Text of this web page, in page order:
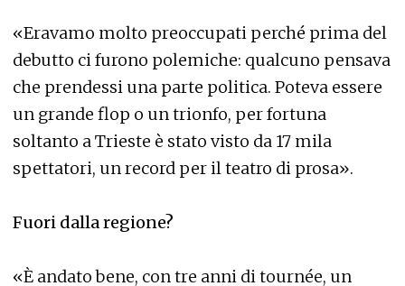
«Eravamo molto preoccupati perché prima del
debutto ci furono polemiche: qualcuno pensava
che prendessi una parte politica. Poteva essere
un grande flop o un trionfo, per fortuna
soltanto a Trieste è stato visto da 17 mila
spettatori, un record per il teatro di prosa».
Fuori dalla regione?
«È andato bene, con tre anni di tournée, un